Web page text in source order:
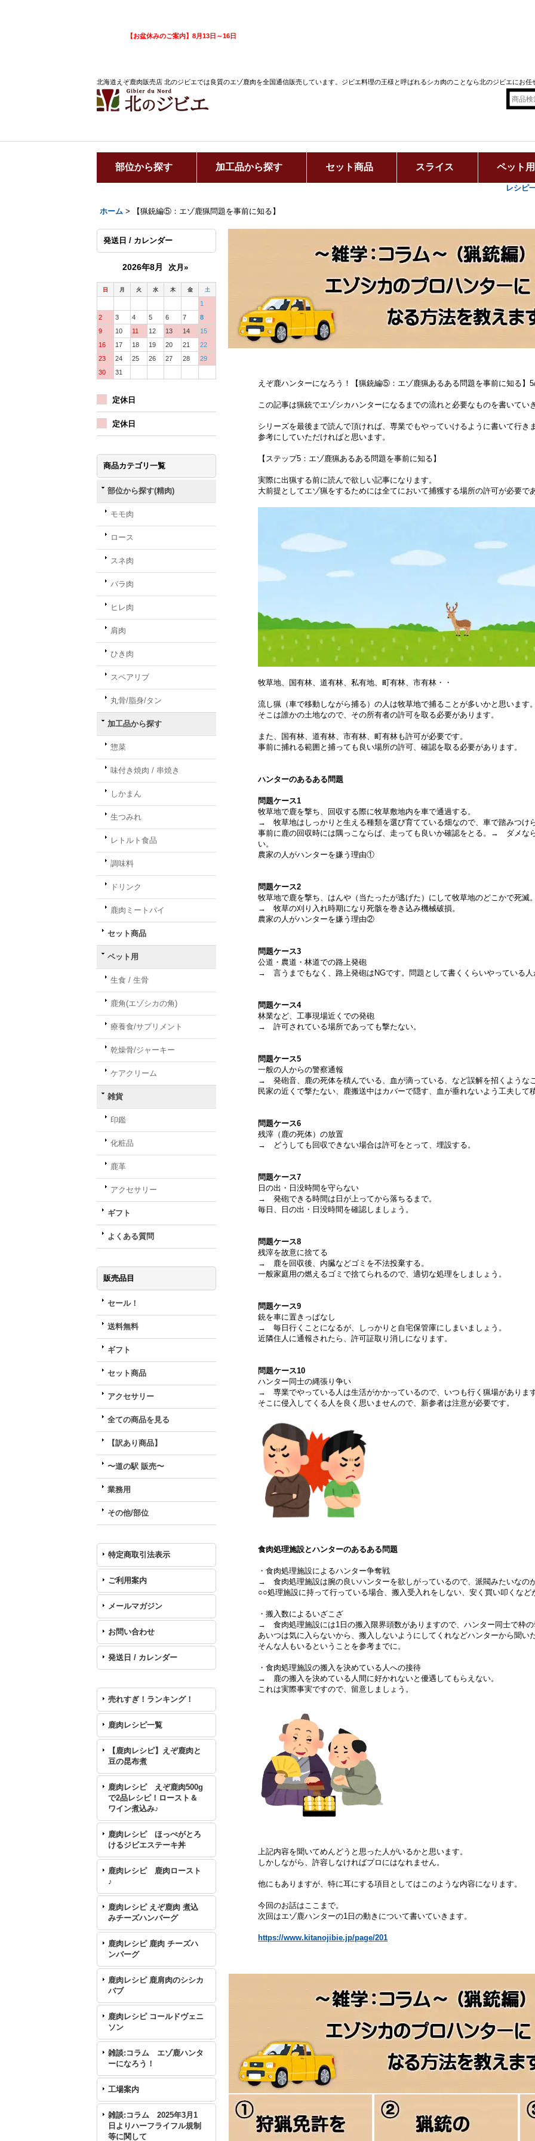
【お盆休みのご案内】8月13日～16日
北海道えぞ鹿肉販売店 北のジビエでは良質のエゾ鹿肉を全国通信販売しています。ジビエ料理の王様と呼ばれるシカ肉のことなら北のジビエにお任
部位から探す 加工品から探す セット商品 スライス ペット用
レシピ
ホーム > 【猟銃編⑤：エゾ鹿猟問題を事前に知る】
発送日 / カレンダー
2026年8月 次月»
日 月 火 水 木 金 土
1
2
3 4 5 6 7
8
9
10 11 12 13 14
15
16
17 18 19 20 21
22
23
24 25 26 27 28
29
30
31
定休日
定休日
商品カテゴリ一覧
部位から探す(精肉)
モモ肉
ロース
スネ肉
バラ肉
ヒレ肉
肩肉
ひき肉
スペアリブ
丸骨/脂身/タン
加工品から探す
惣菜
味付き焼肉 / 串焼き
しかまん
生つみれ
レトルト食品
調味料
ドリンク
鹿肉ミートパイ
セット商品
ペット用
生食 / 生骨
鹿角(エゾシカの角)
療養食/サプリメント
乾燥骨/ジャーキー
ケアクリーム
雑貨
印鑑
化粧品
鹿革
アクセサリー
ギフト
よくある質問
販売品目
セール！
送料無料
ギフト
セット商品
アクセサリー
全ての商品を見る
【訳あり商品】
〜道の駅 販売〜
業務用
その他/部位
特定商取引法表示
ご利用案内
メールマガジン
お問い合わせ
発送日 / カレンダー
売れすぎ！ランキング！
鹿肉レシピ一覧
【鹿肉レシピ】えぞ鹿肉と
豆の昆布煮
鹿肉レシピ えぞ鹿肉500g
で2品レシピ！ロースト＆
ワイン煮込み♪
鹿肉レシピ ほっぺがとろ
けるジビエステーキ丼
鹿肉レシピ 鹿肉ロースト
♪
鹿肉レシピ えぞ鹿肉 煮込
みチーズハンバーグ
鹿肉レシピ 鹿肉 チーズハ
ンバーグ
鹿肉レシピ 鹿肩肉のシシカ
バブ
鹿肉レシピ コールドヴェニ
ソン
雑談:コラム エゾ鹿ハンタ
ーになろう！
工場案内
雑談:コラム 2025年3月1
日よりハーフライフル規制
等に関して
えぞ鹿ハンターになろう！【猟銃編⑤：エゾ鹿猟あるある問題を事前に知る】
この記事は猟銃でエゾシカハンターになるまでの流れと必要なものを書いてい
シリーズを最後まで読んで頂ければ、専業でもやっていけるように書いて行き
参考にしていただければと思います。
【ステップ5：エゾ鹿猟あるある問題を事前に知る】
実際に出猟する前に読んで欲しい記事になります。
大前提としてエゾ猟をするためには全てにおいて捕獲する場所の許可が必要で
牧草地、国有林、道有林、私有地、町有林、市有林・・
流し猟（車で移動しながら捕る）の人は牧草地で捕ることが多いかと思います
そこは誰かの土地なので、その所有者の許可を取る必要があります。
また、国有林、道有林、市有林、町有林も許可が必要です。
事前に捕れる範囲と捕っても良い場所の許可、確認を取る必要があります。
ハンターのあるある問題
問題ケース1
牧草地で鹿を撃ち、回収する際に牧草敷地内を車で通過する。
→ 牧草地はしっかりと生える種類を選び育てている畑なので、車で踏みつけ
事前に鹿の回収時には隅っこならば、走っても良いか確認をとる。→ ダメな
い。
農家の人がハンターを嫌う理由①
問題ケース2
牧草地で鹿を撃ち、はんや（当たったが逃げた）にして牧草地のどこかで死滅
→ 牧草の刈り入れ時期になり死骸を巻き込み機械破損。
農家の人がハンターを嫌う理由②
問題ケース3
公道・農道・林道での路上発砲
→ 言うまでもなく、路上発砲はNGです。問題として書くくらいやっている人
問題ケース4
林業など、工事現場近くでの発砲
→ 許可されている場所であっても撃たない。
問題ケース5
一般の人からの警察通報
→ 発砲音、鹿の死体を積んでいる、血が滴っている、など誤解を招くような
民家の近くで撃たない、鹿搬送中はカバーで隠す、血が垂れないよう工夫して
問題ケース6
残滓（鹿の死体）の放置
→ どうしても回収できない場合は許可をとって、埋設する。
問題ケース7
日の出・日没時間を守らない
→ 発砲できる時間は日が上ってから落ちるまで。
毎日、日の出・日没時間を確認しましょう。
問題ケース8
残滓を故意に捨てる
→ 鹿を回収後、内臓などゴミを不法投棄する。
一般家庭用の燃えるゴミで捨てられるので、適切な処理をしましょう。
問題ケース9
銃を車に置きっぱなし
→ 毎日行くことになるが、しっかりと自宅保管庫にしまいましょう。
近隣住人に通報されたら、許可証取り消しになります。
問題ケース10
ハンター同士の縄張り争い
→ 専業でやっている人は生活がかかっているので、いつも行く猟場がありま
そこに侵入してくる人を良く思いませんので、新参者は注意が必要です。
食肉処理施設とハンターのあるある問題
・食肉処理施設によるハンター争奪戦
→ 食肉処理施設は腕の良いハンターを欲しがっているので、派閥みたいなの
○○処理施設に持って行っている場合、搬入受入れをしない、安く買い叩くなど
・搬入数によるいざこざ
→ 食肉処理施設には1日の搬入限界頭数がありますので、ハンター同士で枠
あいつは気に入らないから、搬入しないようにしてくれなどハンターから聞い
そんな人もいるということを参考までに。
・食肉処理施設の搬入を決めている人への接待
→ 鹿の搬入を決めている人間に好かれないと優遇してもらえない。
これは実際事実ですので、留意しましょう。
上記内容を聞いてめんどうと思った人がいるかと思います。
しかしながら、許容しなければプロにはなれません。
他にもありますが、特に耳にする項目としてはこのような内容になります。
今回のお話はここまで。
次回はエゾ鹿ハンターの1日の動きについて書いていきます。
https://www.kitanojibie.jp/page/201